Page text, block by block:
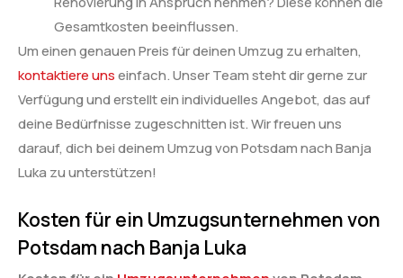
Gesamtkosten beeinflussen.
Um einen genauen Preis für deinen Umzug zu erhalten,
kontaktiere unseinfach. Unser Team steht dir gerne zur
Verfügung und erstellt ein individuelles Angebot, das auf
deine Bedürfnisse zugeschnitten ist. Wir freuen uns
darauf, dich bei deinem Umzug von Potsdam nach Banja
Luka zu unterstützen!
Kosten für ein Umzugsunternehmen von
Potsdam nach Banja Luka